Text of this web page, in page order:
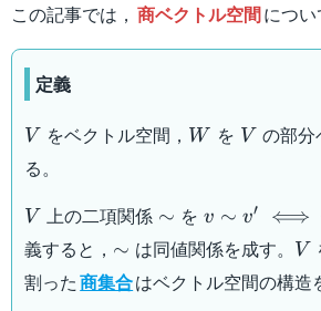
この記事では， 商ベクトル空間につい
定義
V
V をベクトル空間， W
W を V
V の部分
る。
V
V 上の二項関係 \sim
∼ を v
\sim
v'\iff
v-v'
v ∼ v′ ⟺
義すると， \sim
∼ は同値関係を成す。 V
V
割った商集合はベクトル空間の構造